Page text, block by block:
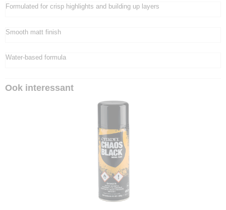
Formulated for crisp highlights and building up layers
Smooth matt finish
Water-based formula
Ook interessant